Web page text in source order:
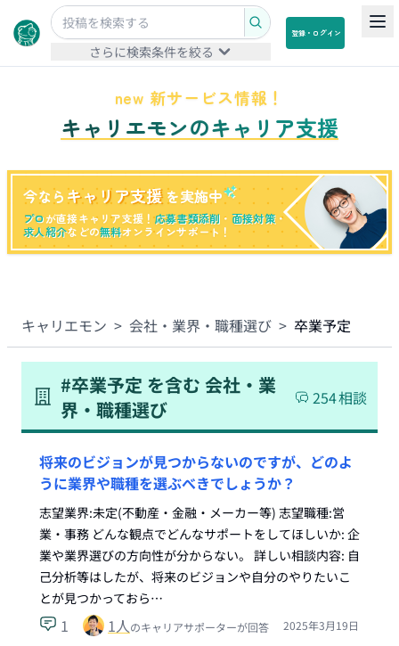
さらに検索条件を絞る
登録・ログイン
new 新サービス情報！
キャリエモンのキャリア支援
今なら キャリア支援 を実施中
プロが直接キャリア支援！応募書類添削 ・ 面接対策・
求人紹介などの無料オンラインサポート！
キャリエモン > 会社・業界・職種選び > 卒業予定
#卒業予定 を含む 会社・業
界・職種選び
254相談
将来のビジョンが見つからないのですが、どのよ
うに業界や職種を選ぶべきでしょうか？
志望業界:未定(不動産・金融・メーカー等) 志望職種:営
業・事務 どんな観点でどんなサポートをしてほしいか: 企
業や業界選びの方向性が分からない。 詳しい相談内容: 自
己分析等はしたが、将来のビジョンや自分のやりたいこ
とが見つかっておら…
1 1人のキャリアサポーターが回答 2025年3月19日